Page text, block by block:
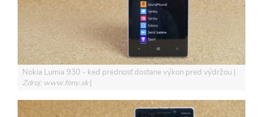
Nokia Lumia 930 - keď prednosť dostane výkon pred výdržou
Zdroj: www.fony.sk